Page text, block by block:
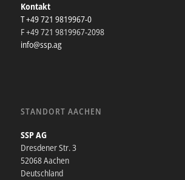
Kontakt
T +49 721 9819967-0
F +49 721 9819967-2098
info@ssp.ag
STANDORT AACHEN
SSP AG
Dresdener Str. 3
52068 Aachen
Deutschland